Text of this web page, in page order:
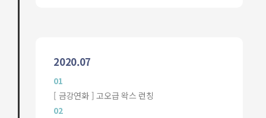
2020.07
01
[ 금강연화 ] 고오급 왁스 런칭
02